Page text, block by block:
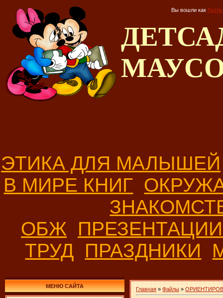
Вы вошли как Гость
ЭТИКА ДЛЯ МАЛЫШЕЙ
В МИРЕ КНИГ
ОБЖ
ТРУД ПРАЗДНИКИ
МЕНЮ САЙТА Главная » Файлы »